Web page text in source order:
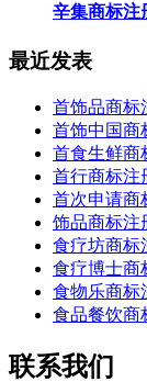
辛集商标注
最近发表
首饰品商标
首饰中国商
首食生鲜商
首行商标注
首次申请商
饰品商标注
食疗坊商标
食疗博士商
食物乐商标
食品餐饮商
联系我们